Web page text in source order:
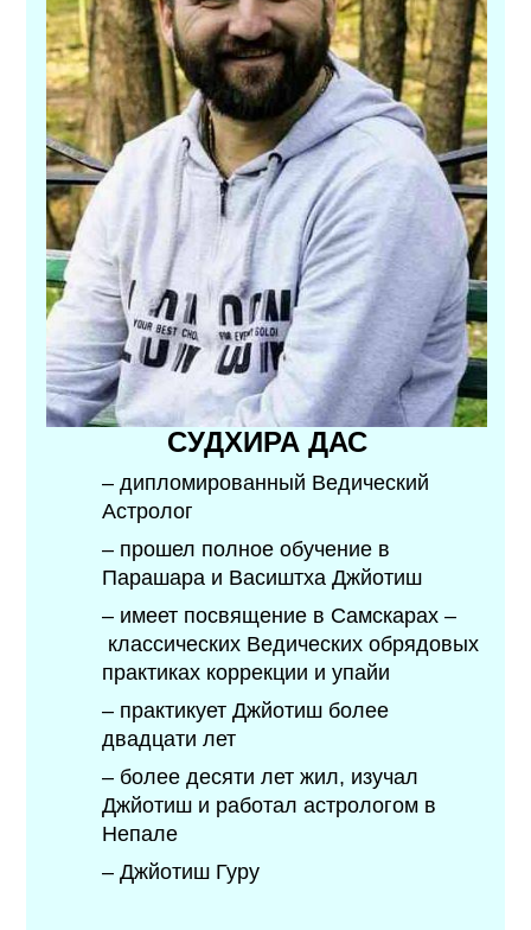
СУДХИРА ДАС
– дипломированный Ведический
Астролог
– прошел полное обучение в
Парашара и Васиштха Джйотиш
– имеет посвящение в Самскарах–
классических Ведических обрядовых
практиках коррекции и упайи
– практикует Джйотиш более
двадцати лет
– более десяти лет жил, изучал
Джйотиш и работал астрологом в
Непале
– Джйотиш Гуру